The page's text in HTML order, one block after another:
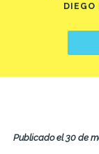
DIEGO
Publicado el 30 de